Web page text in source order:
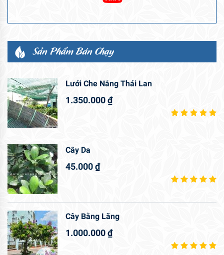
Sản Phẩm Bán Chạy
Lưới Che Nắng Thái Lan
1.350.000₫
Cây Da
45.000₫
Cây Bằng Lăng
1.000.000₫